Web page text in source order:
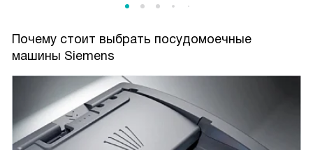
Почему стоит выбрать посудомоечные
машины Siemens